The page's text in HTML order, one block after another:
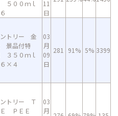
５００ｍｌ
11
日
トリー 金
景品付特
３５０ｍｌ
×４
03
月
09
日
281 91% 5% 3399
トリー Ｔ
ＰＥＥ
03
月